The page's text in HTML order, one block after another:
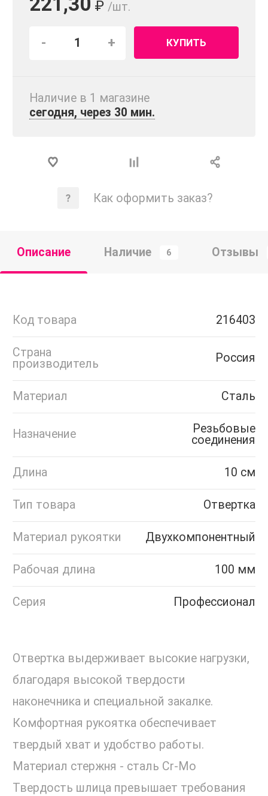
₽ /шт.
- + КУПИТЬ
Наличие в 1 магазинe
сегодня, через 30 мин.
Как оформить заказ?
Описание Наличие 6 Отзывы
Код товара 216403
Страна
производитель
Россия
Материал Сталь
Назначение
Резьбовые
соединения
Длина 10 см
Тип товара Отвертка
Материал рукоятки Двухкомпонентный
Рабочая длина 100 мм
Серия Профессионал
Отвертка выдерживает высокие нагрузки,
благодаря высокой твердости
наконечника и специальной закалке.
Комфортная рукоятка обеспечивает
твердый хват и удобство работы.
Материал стержня - сталь Cr-Mo
Твердость шлица превышает требования